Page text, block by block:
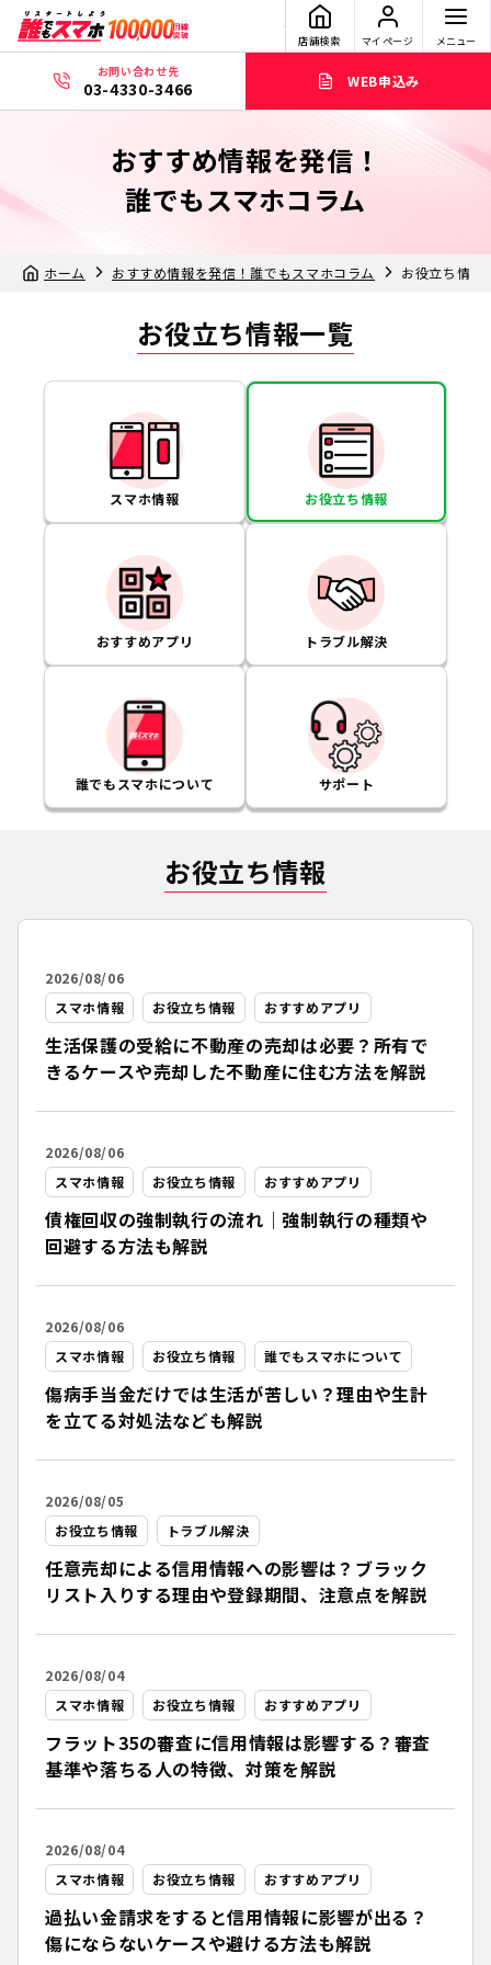
店舗検索 マイページ メニュー
お問い合わせ先
03-4330-3466 WEB申込み
おすすめ情報を発信！
誰でもスマホコラム
ホーム おすすめ情報を発信！誰でもスマホコラム お役立ち情報
お役立ち情報一覧
スマホ情報 お役立ち情報
おすすめアプリ トラブル解決
誰でもスマホについて サポート
お役立ち情報
2026/08/06
スマホ情報
お役立ち情報 おすすめアプリ
生活保護の受給に不動産の売却は必要？所有で
きるケースや売却した不動産に住む方法を解説
2026/08/06
スマホ情報
お役立ち情報 おすすめアプリ
債権回収の強制執行の流れ｜強制執行の種類や
回避する方法も解説
2026/08/06
スマホ情報
お役立ち情報 誰でもスマホについて
傷病手当金だけでは生活が苦しい？理由や生計
を立てる対処法なども解説
2026/08/05
お役立ち情報
トラブル解決
任意売却による信用情報への影響は？ブラック
リスト入りする理由や登録期間、注意点を解説
2026/08/04
スマホ情報
お役立ち情報 おすすめアプリ
フラット35の審査に信用情報は影響する？審査
基準や落ちる人の特徴、対策を解説
2026/08/04
スマホ情報
お役立ち情報 おすすめアプリ
過払い金請求をすると信用情報に影響が出る？
傷にならないケースや避ける方法も解説